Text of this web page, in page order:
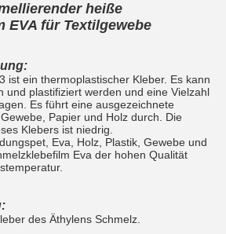
heiße
EVA für Textilgewebe
ist ein thermoplastischer Kleber. Es kann
und plastifiziert werden und eine Vielzahl
Es führt eine ausgezeichnete
Papier und Holz durch. Die
Klebers ist niedrig.
Eva, Holz, Plastik, Gewebe und
Eva der hohen Qualität
des Äthylens Schmelz.